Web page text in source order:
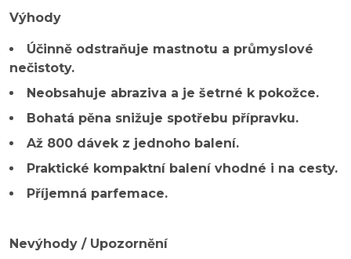
Výhody
Účinně odstraňuje mastnotu a průmyslové
nečistoty.
Neobsahuje abraziva a je šetrné k pokožce.
Bohatá pěna snižuje spotřebu přípravku.
Až 800 dávek z jednoho balení.
Praktické kompaktní balení vhodné i na cesty.
Příjemná parfemace.
Nevýhody / Upozornění